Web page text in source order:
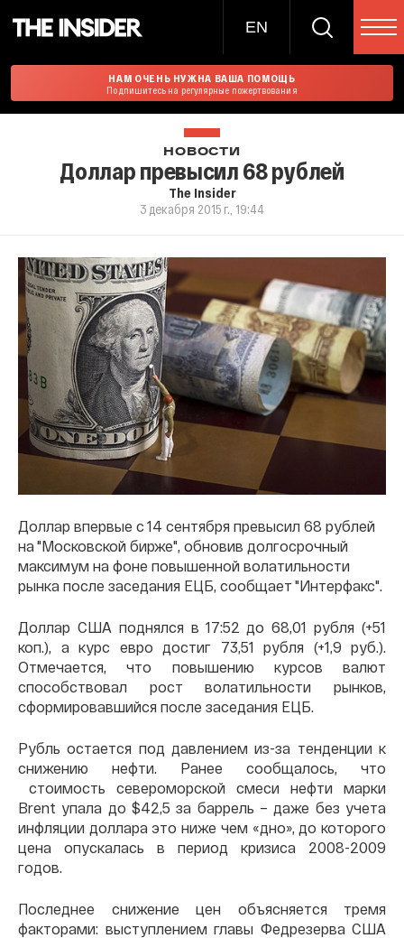
EN
НАМ ОЧЕНЬ НУЖНА ВАША ПОМОЩЬ
Подпишитесь на регулярные пожертвования
НОВОСТИ
Доллар превысил 68 рублей
The Insider
3 декабря 2015 г., 19:44
Доллар впервые с 14 сентября превысил 68 рублей
на "Московской бирже", обновив долгосрочный
максимум на фоне повышенной волатильности
рынка после заседания ЕЦБ, сообщает "Интерфакс".
Доллар США поднялся в 17:52 до 68,01 рубля (+51
коп.), а курс евро достиг 73,51 рубля (+1,9 руб.).
Отмечается, что повышению курсов валют
способствовал рост волатильности рынков,
сформировавшийся после заседания ЕЦБ.
Рубль остается под давлением из-за тенденции к
снижению нефти. Ранее сообщалось, что
cтоимость североморской смеси нефти марки
Brent упала до $42,5 за баррель – даже без учета
инфляции доллара это ниже чем «дно», до которого
цена опускалась в период кризиса 2008-2009
годов.
Последнее снижение цен объясняется тремя
факторами: выступлением главы Федрезерва США